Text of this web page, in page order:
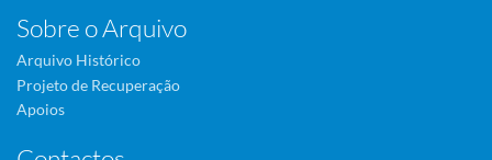
Sobre o Arquivo
Arquivo Histórico
Projeto de Recuperação
Apoios